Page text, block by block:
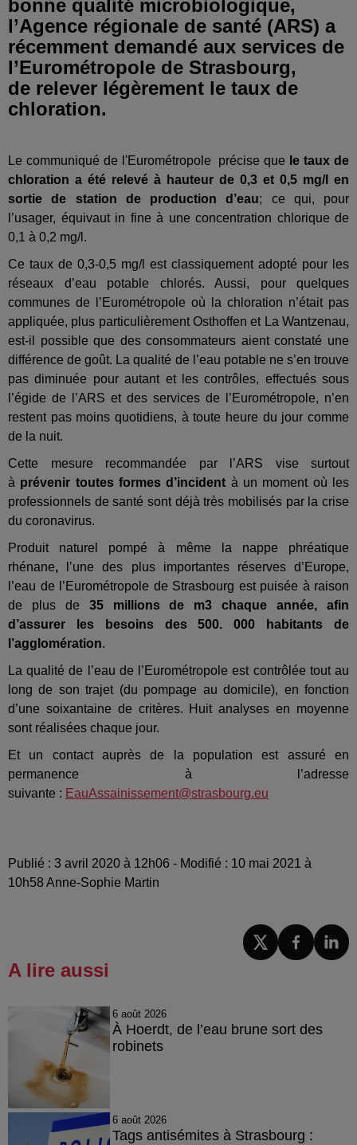
bonne qualité microbiologique,
l’Agence régionale de santé (ARS) a
récemment demandé aux services de
l’Eurométropole de Strasbourg,
de relever légèrement le taux de
chloration.
Le communiqué de l'Eurométropole précise que le taux de
chloration a été relevé à hauteur de 0,3 et 0,5 mg/l en
sortie de station de production d’eau; ce qui, pour
l’usager, équivaut in fine à une concentration chlorique de
0,1 à 0,2 mg/l.
Ce taux de 0,3-0,5 mg/l est classiquement adopté pour les
réseaux d’eau potable chlorés. Aussi, pour quelques
communes de l’Eurométropole où la chloration n’était pas
appliquée, plus particulièrement Osthoffen et La Wantzenau,
est-il possible que des consommateurs aient constaté une
différence de goût. La qualité de l’eau potable ne s’en trouve
pas diminuée pour autant et les contrôles, effectués sous
l’égide de l’ARS et des services de l’Eurométropole, n’en
restent pas moins quotidiens, à toute heure du jour comme
de la nuit.
Cette mesure recommandée par l’ARS vise surtout
à prévenir toutes formes d’incident à un moment où les
professionnels de santé sont déjà très mobilisés par la crise
du coronavirus.
Produit naturel pompé à même la nappe phréatique
rhénane, l’une des plus importantes
réserves d’Europe,
l’eau de l’Eurométropole de Strasbourg est puisée à raison
de plus de 35 millions de m3 chaque année, afin
d’assurer les besoins des 500. 000 habitants de
l’agglomération.
La qualité de l’eau de l’Eurométropole est contrôlée tout au
long de son trajet (du pompage au domicile), en fonction
d’une soixantaine de critères. Huit analyses en moyenne
sont réalisées chaque jour.
Et un contact auprès de la population est assuré en
permanence à l’adresse
suivante : EauAssainissement@strasbourg.eu
Publié : 3 avril 2020 à 12h06 - Modifié : 10 mai 2021 à
10h58 Anne-Sophie Martin
A lire aussi
6 août 2026
À Hoerdt, de l’eau brune sort des
robinets
6 août 2026
Tags antisémites à Strasbourg :